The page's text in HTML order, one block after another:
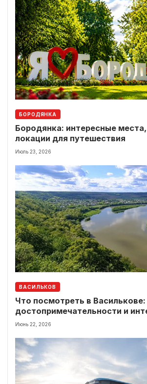
БОРОДЯНКА
Бородянка: интересные
локации для путешествия
Июль 23, 2026
ВАСИЛЬКОВ
Что посмотреть в Василькове:
достопримечательности и
локации рядом
Июнь 22, 2026